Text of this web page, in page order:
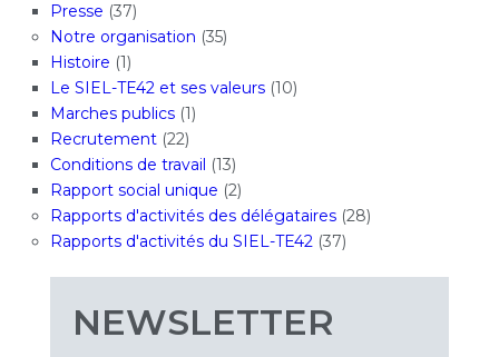
Presse (37)
Notre organisation (35)
Histoire (1)
Le SIEL-TE42 et ses valeurs(10)
Marches publics(1)
Recrutement(22)
Conditions de travail (13)
Rapport social unique (2)
Rapports d'activités des délégataires(28)
Rapports d'activités du SIEL-TE42(37)
NEWSLETTER